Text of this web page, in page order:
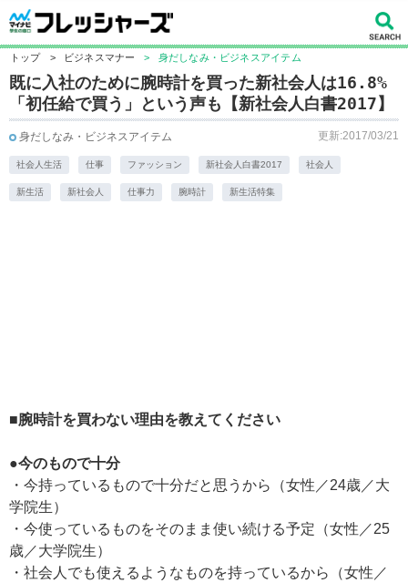
トップ > ビジネスマナー > 身だしなみ・ビジネスアイテム
既に入社のために腕時計を買った新社会人は16.8%
「初任給で買う」という声も【新社会人白書2017】
身だしなみ・ビジネスアイテム 更新:2017/03/21
社会人生活 仕事 ファッション 新社会人白書2017 社会人
新生活 新社会人 仕事力 腕時計 新生活特集
■腕時計を買わない理由を教えてください
●今のもので十分
・今持っているもので十分だと思うから（女性／24歳／大
学院生）
・今使っているものをそのまま使い続ける予定（女性／25
歳／大学院生）
・社会人でも使えるようなものを持っているから（女性／